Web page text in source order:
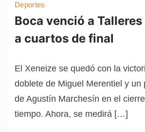
Deportes
Boca venció a
a cuartos de final
El Xeneize se quedó con la
doblete de Miguel Merentiel y un
de Agustín Marchesín en el
tiempo. Ahora, se medirá […]